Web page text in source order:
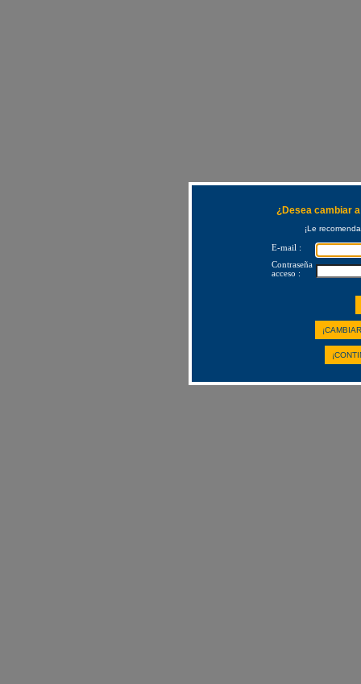
¿Desea cambiar
¡Le
E-mail :
Contraseña
acceso :